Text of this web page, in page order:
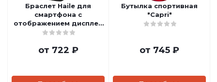
Браслет Haile для
смартфона с
отображением дисплея
и прозрачным чехлом
от 722 ₽
Бутылка спортивная
"Capri"
от 745 ₽